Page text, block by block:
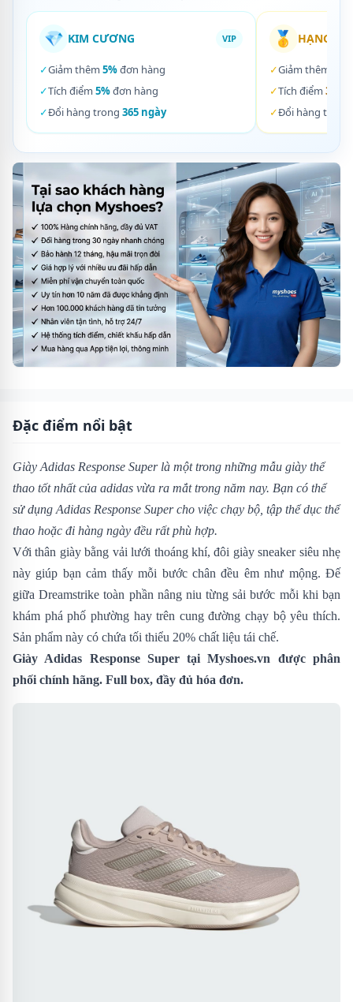
💎 KIM CƯƠNG VIP
✓Giảm thêm 5%đơn hàng
✓Tích điểm 5%đơn hàng
✓Đổi hàng trong 365 ngày
🥇 HẠNG
✓Giảm thêm
✓Tích điểm 3%
✓Đổi hàng trong
Đặc điểm nổi bật
Giày Adidas Response Superlà một trong những mẫu giày thể
thao tốt nhất của adidas vừa ra mắt trong năm nay. Bạn có thể
sử dụng Adidas Response Supercho việc chạy bộ, tập thể dục thể
thao hoặc đi hàng ngày đều rất phù hợp.
Với thân giày bằng vải lưới thoáng khí, đôi giày sneaker siêu nhẹ
này giúp bạn cảm thấy mỗi bước chân đều êm như mộng. Đế
giữa Dreamstrike toàn phần nâng niu từng sải bước mỗi khi bạn
khám phá phố phường hay trên cung đường chạy bộ yêu thích.
Sản phẩm này có chứa tối thiểu 20% chất liệu tái chế.
Giày Adidas Response Supertại Myshoes.vn được phân
phối chính hãng. Full box, đầy đủ hóa đơn.